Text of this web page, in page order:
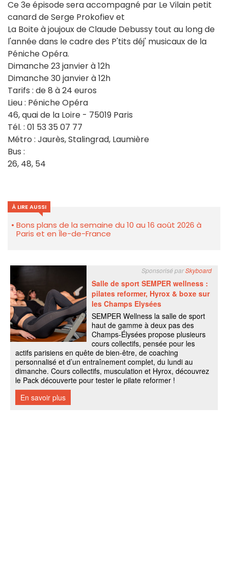
Ce 3e épisode sera accompagné par Le Vilain petit
canard de Serge Prokofiev et
La Boite à joujoux de Claude Debussy tout au long de
l'année dans le cadre des P'tits déj' musicaux de la
Péniche Opéra.
Dimanche 23 janvier à 12h
Dimanche 30 janvier à 12h
Tarifs : de 8 à 24 euros
Lieu : Péniche Opéra
46, quai de la Loire - 75019 Paris
Tél. : 01 53 35 07 77
Métro : Jaurès, Stalingrad, Laumière
Bus :
26, 48, 54
À LIRE AUSSI
Bons plans de la semaine du 10 au 16 août 2026 à
Paris et en Île-de-France